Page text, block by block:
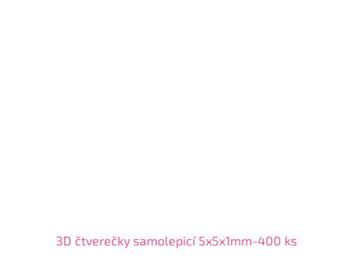
3D čtverečky samolepicí 5x5x1mm-400 ks